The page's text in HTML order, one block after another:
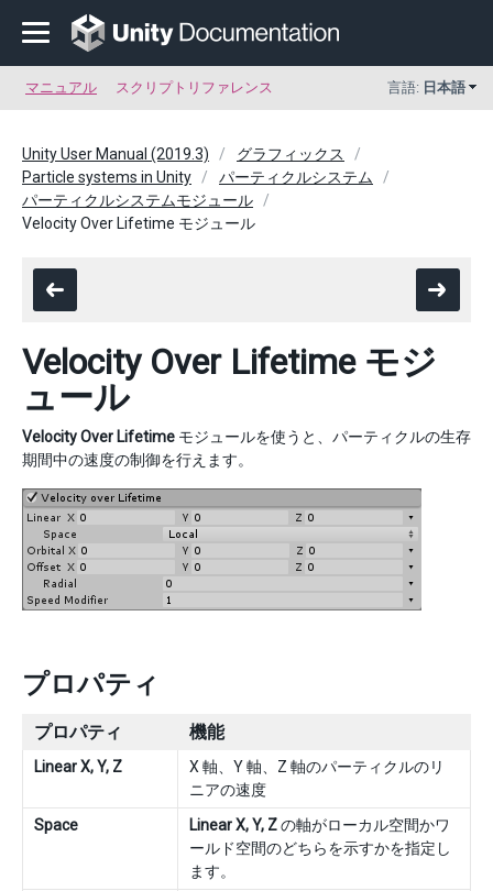
マニュアル スクリプトリファレンス 言語: 日本語
Unity User Manual (2019.3)
グラフィックス
Particle systems in Unity
パーティクルシステム
パーティクルシステムモジュール
Velocity Over Lifetime モジュール
Velocity Over Lifetime モジ
ュール
Velocity Over Lifetime モジュールを使うと、パーティクルの生存
期間中の速度の制御を行えます。
プロパティ
プロパティ 機能
Linear X, Y, Z
X 軸、Y 軸、Z 軸のパーティクルのリ
ニアの速度
Space
Linear X, Y, Zの軸がローカル空間かワ
ールド空間のどちらを示すかを指定し
ます。